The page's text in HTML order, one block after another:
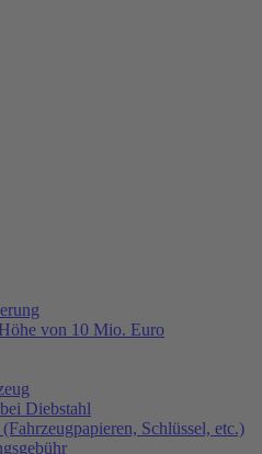
von 10 Mio. Euro
Diebstahl
Schlüssel, etc.)